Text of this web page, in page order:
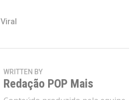
Viral
WRITTEN BY
Redação POP Mais